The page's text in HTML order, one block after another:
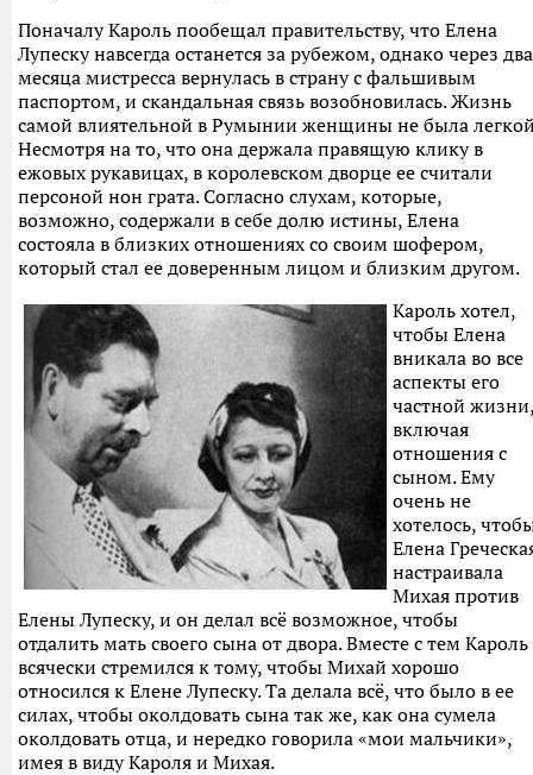
Поначалу Кароль пообещал правительству, что Елена
Лупеску навсегда останется за рубежом, однако через два
месяца мистресса вернулась в страну с фальшивым
паспортом, и скандальная связь возобновилась. Жизнь
самой влиятельной в Румынии женщины не была
Несмотря на то, что она держала правящую клику в
ежовых рукавицах, в королевском дворце ее считали
персоной нон грата. Согласно слухам, которые,
возможно, содержали в себе долю истины, Елена
состояла в близких отношениях со своим шофером,
который стал ее доверенным лицом и близким другом.
Кароль хотел,
чтобы Елена
вникала во все
аспекты его
частной жизни,
включая
отношения с
сыном. Ему
очень не
хотелось,
Елена
настраивала
Михая против
Елены Лупеску, и он делал всё возможное, чтобы
отдалить мать своего сына от двора. Вместе с тем Кароль
всячески стремился к тому, чтобы Михай хорошо
относился к Елене Лупеску. Та делала всё, что было в ее
силах, чтобы околдовать сына так же, как она сумела
околдовать отца, и нередко говорила «мои мальчики»,
имея в виду Кароля и Михая.